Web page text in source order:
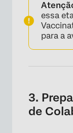
essa
para a
3.
de